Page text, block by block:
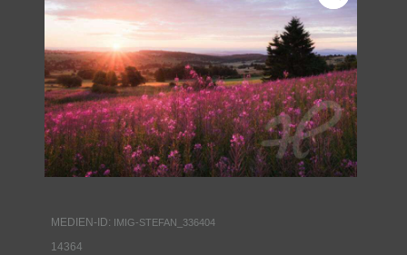
DRUCKQUALITÄTEN
LED-LEUCHTBILDER
WIR DRUCKEN IHR BILD
AUSSTELLUNGEN
KONTAKT
MEDIEN-ID: IMIG-STEFAN_336404
14364